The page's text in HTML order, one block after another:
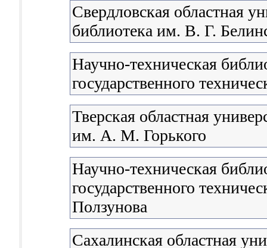
Свердловская областная
библиотека им. В. Г.
Научно-техническая
государственного
Тверская областная
им. А. М. Горького
Научно-техническая
государственного
Ползунова
Сахалинская областная